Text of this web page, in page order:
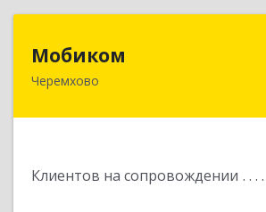
Мобиком
Черемхово
Клиентов на сопровождении